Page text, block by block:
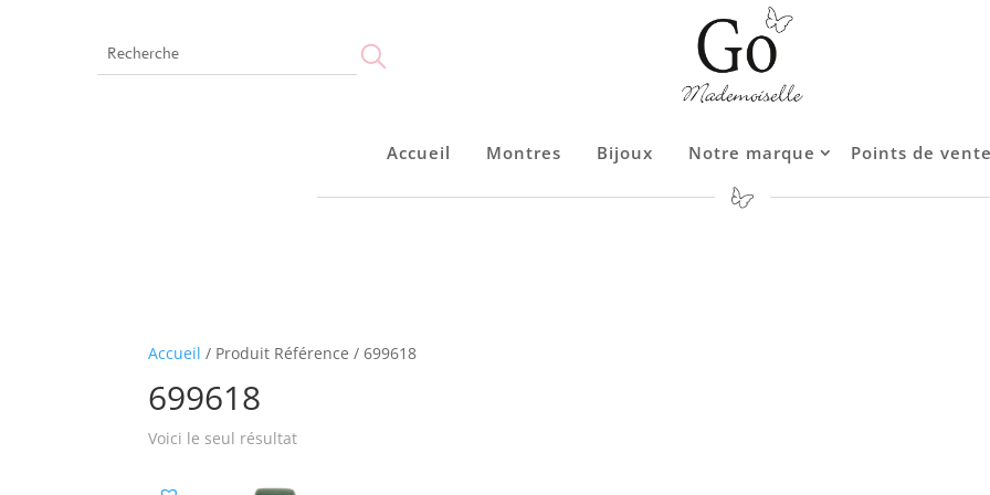
Accueil Montres Bijoux Notre marque Points de vente
Accueil Montres Bijoux Notre marque Points de vente
Accueil / Produit Référence / 699618
699618
Voici le seul résultat